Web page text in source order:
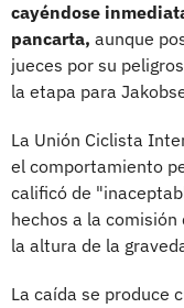
cayéndose
pancarta, aunque
jueces por su
la etapa para
La Unión Ciclista
el comportamiento
calificó de
hechos a la
la altura de la
La caída se produce